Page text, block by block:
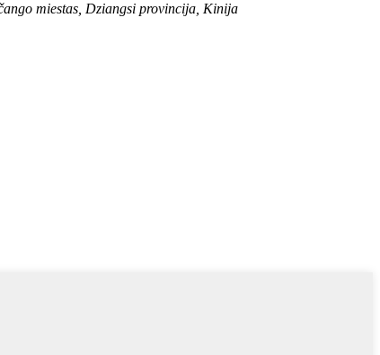
miestas, Dziangsi provincija, Kinija